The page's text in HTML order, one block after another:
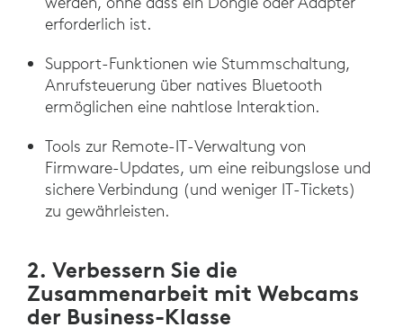
erforderlich ist.
Support-Funktionen wie Stummschaltung,
Anrufsteuerung über natives Bluetooth
ermöglichen eine nahtlose Interaktion.
Tools zur Remote-IT-Verwaltung von
Firmware-Updates, um eine reibungslose und
sichere Verbindung (und weniger IT-Tickets)
zu gewährleisten.
2. Verbessern Sie die
Zusammenarbeit mit Webcams
der Business-Klasse